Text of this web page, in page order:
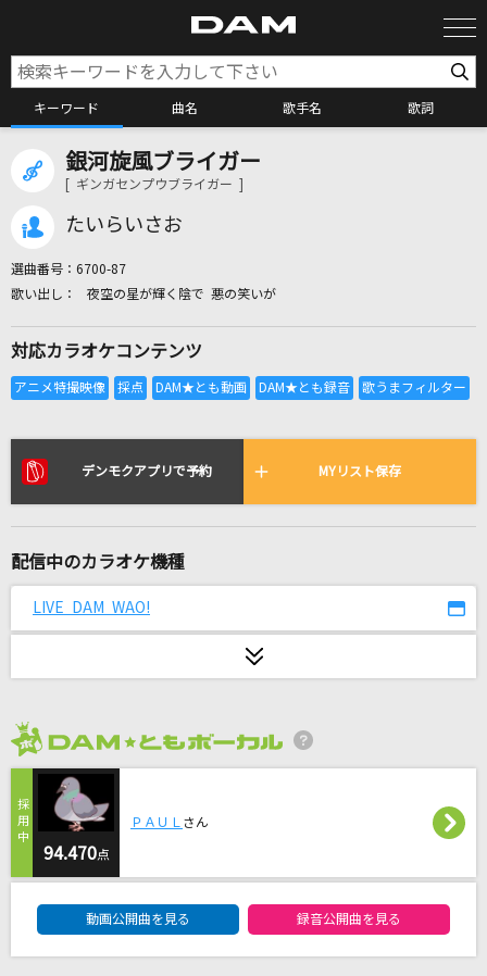
キーワード 曲名 歌手名 歌詞
カラオケ検索
全国りれき
桜高軽音部[平沢唯・秋山澪・田井中律・琴吹紬(CV:豊崎愛生、日笠陽
晩餐歌
Midnight Memories [ミッドナイト・メモリー
One Direction
エウレカ
銀河旋風ブライガー
[ ギンガセンプウブライガー ]
たいらいさお
選曲番号： 6700-87
夜空の星が輝く陰で 悪の笑いが
対応カラオケコンテンツ
デンモクアプリで予約 MYリスト保存
配信中のカラオケ機種
LIVE DAM WAO!
94.470点
ＰＡＵＬ さん
動画公開曲を見る 録音公開曲を見る